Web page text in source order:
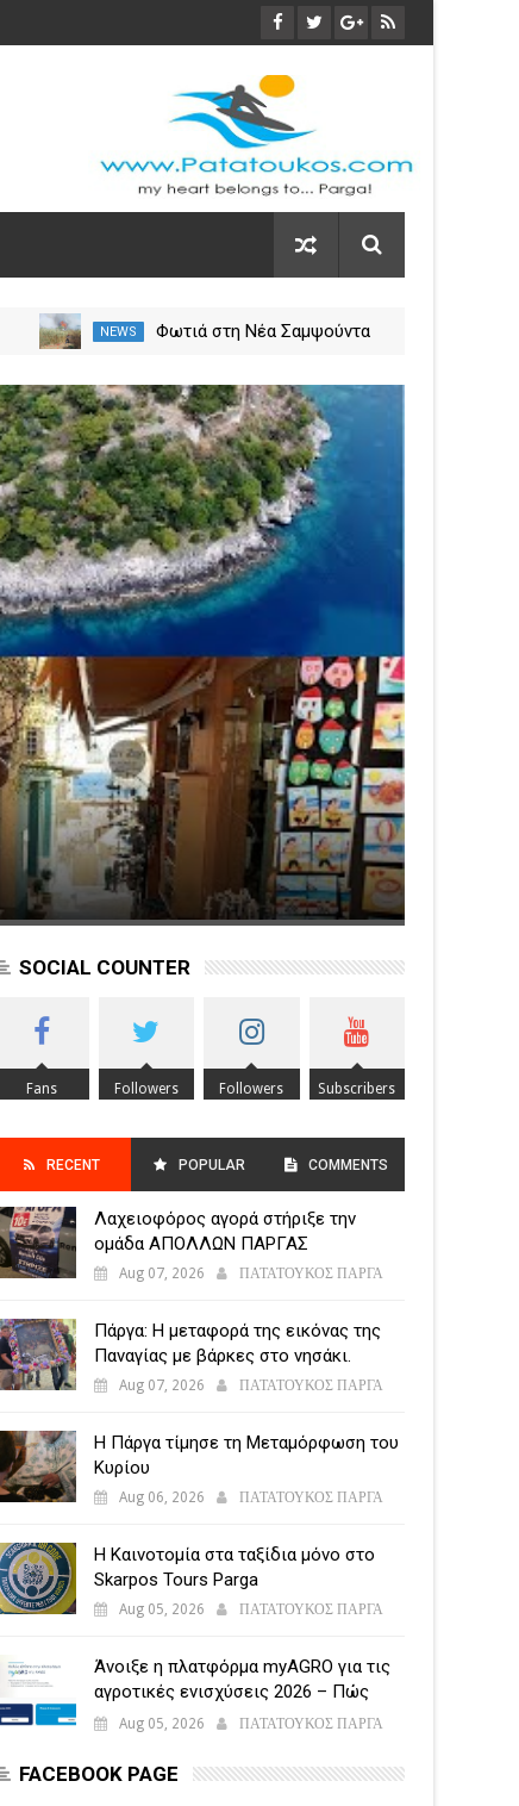
NEWS
Φωτιά στη Νέα Σαμψούντα
δυνάμεις
SOCIAL COUNTER
Fans Followers Followers Subscribers
RECENT POPULAR
POSTS
COMMENTS
Λαχειοφόρος αγορά στήριξε την
ομάδα ΑΠΟΛΛΩΝ ΠΑΡΓΑΣ
Aug 07, 2026 ΠΑΤΑΤΟΥΚΟΣ ΠΑΡΓΑ
Πάργα: Η μεταφορά της εικόνας της
Παναγίας με βάρκες στο νησάκι.
Aug 07, 2026 ΠΑΤΑΤΟΥΚΟΣ ΠΑΡΓΑ
Η Πάργα τίμησε τη Μεταμόρφωση του
Κυρίου
Aug 06, 2026 ΠΑΤΑΤΟΥΚΟΣ ΠΑΡΓΑ
Η Καινοτομία στα ταξίδια μόνο στο
Skarpos Tours Parga
Aug 05, 2026 ΠΑΤΑΤΟΥΚΟΣ ΠΑΡΓΑ
Άνοιξε η πλατφόρμα myAGRO για τις
αγροτικές ενισχύσεις 2026 – Πώς
υποβάλλεται η Ενιαία Αίτηση
Aug 05, 2026 ΠΑΤΑΤΟΥΚΟΣ ΠΑΡΓΑ
FACEBOOK PAGE